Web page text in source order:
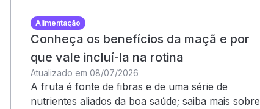
Alimentação
Conheça os benefícios da maçã e por
que vale incluí-la na rotina
Atualizado em 08/07/2026
A fruta é fonte de fibras e de uma série de
nutrientes aliados da boa saúde; saiba mais sobre